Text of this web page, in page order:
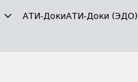
АТИ-ДокиАТИ-Доки (ЭДО)